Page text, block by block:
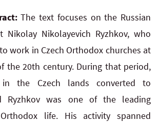
The text focuses on the Russian
Nikolay Nikolayevich Ryzhkov, who
work in Czech Orthodox churches at
the 20th century. During that period,
the Czech lands converted to
Ryzhkov was one of the leading
life. His activity spanned